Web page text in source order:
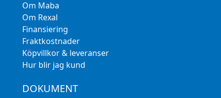
Om Maba
Om Rexal
Finansiering
Fraktkostnader
Köpvillkor & leveranser
Hur blir jag kund
DOKUMENT